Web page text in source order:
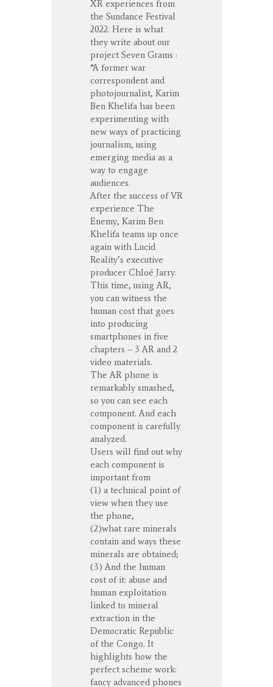
XR experiences from
the Sundance Festival
2022. Here is what
they write about our
project Seven Grams :
“A former war
correspondent and
photojournalist, Karim
Ben Khelifa has been
experimenting with
new ways of practicing
journalism, using
emerging media as a
way to engage
audiences.
After the success of VR
experience The
Enemy, Karim Ben
Khelifa teams up once
again with Lucid
Reality’s executive
producer Chloé Jarry.
This time, using AR,
you can witness the
human cost that goes
into producing
smartphones in five
chapters – 3 AR and 2
video materials.
The AR phone is
remarkably smashed,
so you can see each
component. And each
component is carefully
analyzed.
Users will find out why
each component is
important from
(1) a technical point of
view when they use
the phone,
(2)what rare minerals
contain and ways these
minerals are obtained;
(3) And the human
cost of it: abuse and
human exploitation
linked to mineral
extraction in the
Democratic Republic
of the Congo. It
highlights how the
perfect scheme work:
fancy advanced phones